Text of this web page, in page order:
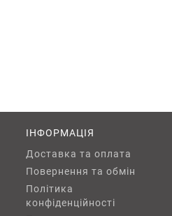
ІНФОРМАЦІЯ
Доставка та оплата
Повернення та обмін
Політика
конфіденційності